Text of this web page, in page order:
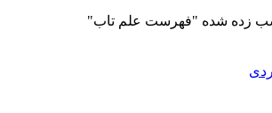
زده شده "فهرست علم تاب"